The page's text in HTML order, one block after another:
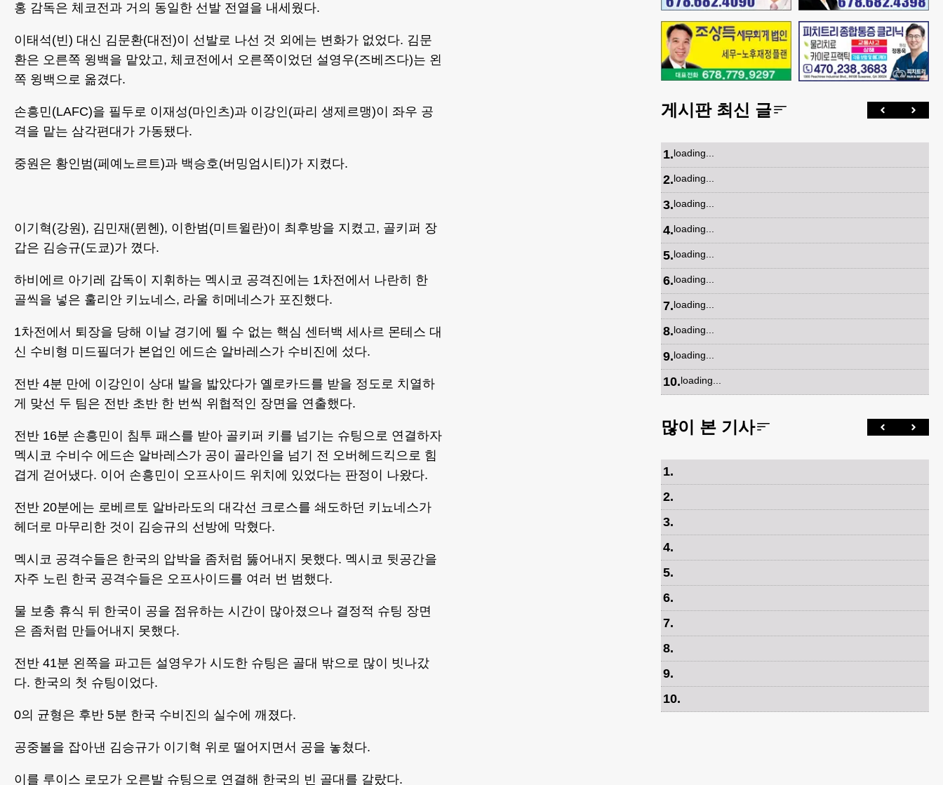
홍 감독은 체코전과 거의 동일한 선발 전열을 내세웠다.
이태석(빈) 대신 김문환(대전)이 선발로 나선 것 외에는 변화가 없었다. 김문
환은 오른쪽 윙백을 맡았고, 체코전에서 오른쪽이었던 설영우(즈베즈다)는 왼
쪽 윙백으로 옮겼다.
손흥민(LAFC)을 필두로 이재성(마인츠)과 이강인(파리 생제르맹)이 좌우 공
격을 맡는 삼각편대가 가동됐다.
중원은 황인범(페예노르트)과 백승호(버밍엄시티)가 지켰다.
이기혁(강원), 김민재(뮌헨), 이한범(미트윌란)이 최후방을 지켰고, 골키퍼 장
갑은 김승규(도쿄)가 꼈다.
하비에르 아기레 감독이 지휘하는 멕시코 공격진에는 1차전에서 나란히 한
골씩을 넣은 훌리안 키뇨네스, 라울 히메네스가 포진했다.
1차전에서 퇴장을 당해 이날 경기에 뛸 수 없는 핵심 센터백 세사르 몬테스 대
신 수비형 미드필더가 본업인 에드손 알바레스가 수비진에 섰다.
전반 4분 만에 이강인이 상대 발을 밟았다가 옐로카드를 받을 정도로 치열하
게 맞선 두 팀은 전반 초반 한 번씩 위협적인 장면을 연출했다.
전반 16분 손흥민이 침투 패스를 받아 골키퍼 키를 넘기는 슈팅으로 연결하자
멕시코 수비수 에드손 알바레스가 공이 골라인을 넘기 전 오버헤드킥으로 힘
겹게 걷어냈다. 이어 손흥민이 오프사이드 위치에 있었다는 판정이 나왔다.
전반 20분에는 로베르토 알바라도의 대각선 크로스를 쇄도하던 키뇨네스가
헤더로 마무리한 것이 김승규의 선방에 막혔다.
멕시코 공격수들은 한국의 압박을 좀처럼 뚫어내지 못했다. 멕시코 뒷공간을
자주 노린 한국 공격수들은 오프사이드를 여러 번 범했다.
물 보충 휴식 뒤 한국이 공을 점유하는 시간이 많아졌으나 결정적 슈팅 장면
은 좀처럼 만들어내지 못했다.
전반 41분 왼쪽을 파고든 설영우가 시도한 슈팅은 골대 밖으로 많이 빗나갔
다. 한국의 첫 슈팅이었다.
0의 균형은 후반 5분 한국 수비진의 실수에 깨졌다.
공중볼을 잡아낸 김승규가 이기혁 위로 떨어지면서 공을 놓쳤다.
이를 루이스 로모가 오른발 슈팅으로 연결해 한국의 빈 골대를 갈랐다.
게시판 최신 글
1.loading...
2.loading...
3.loading...
4.loading...
5.loading...
6.loading...
7.loading...
8.loading...
9.loading...
10.loading...
많이 본 기사
1.
2.
3.
4.
5.
6.
7.
8.
9.
10.